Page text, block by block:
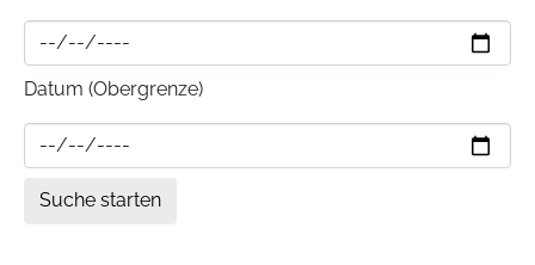
Datum (Obergrenze)